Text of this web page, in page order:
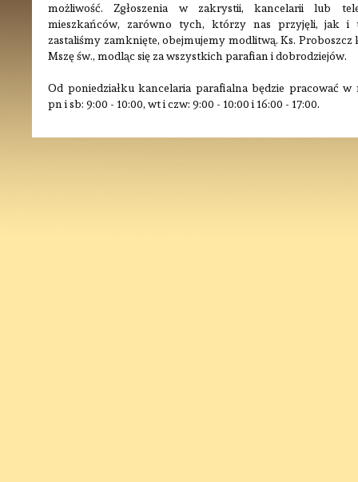
możliwość. Zgłoszenia w zakrystii, kancelarii lub
mieszkańców, zarówno tych, którzy nas przyjęli, jak
zastaliśmy zamknięte, obejmujemy modlitwą. Ks. Proboszcz
Mszę św., modląc się za wszystkich parafian i dobrodziejów.
Od poniedziałku kancelaria parafialna będzie pracować
pn i sb: 9:00 - 10:00, wt i czw: 9:00 - 10:00 i 16:00 - 17:00.